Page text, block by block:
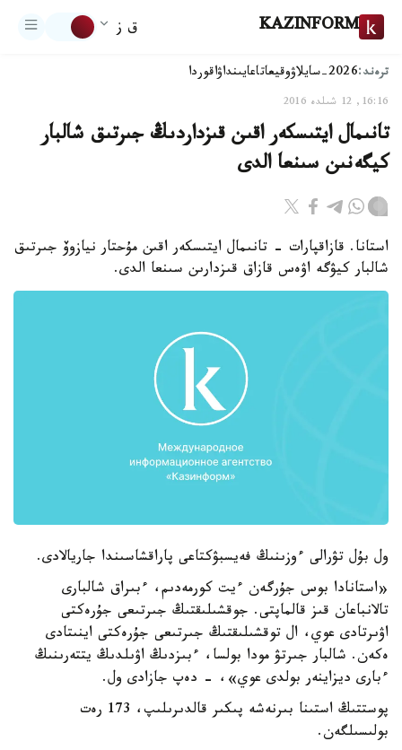
KAZINFORM ق ز
ترەند:2026-سايلاۋ وقيعاتاعايىنداۋاقوردا
16:16, 12 شىلدە 2016
تانىمال ايتىسكەر اقىن قىزداردىڭ جىرتىق شالبار
كيگەنىن سىنعا الدى
استانا. قازاقپارات - تانىمال ايتىسكەر اقىن مۇحتار نيازوۆ جىرتىق
شالبار كيۋگە اۋەس قازاق قىزدارىن سىنعا الدى.
ول بۇل تۋرالى ءوزىنىڭ فەيسبۋكتاعى پاراقشاسىندا جاريالادى.
«استانادا بوس جۇرگەن ءيت كورمەدىم، ءبىراق شالبارى
تالانباعان قىز قالماپتى. جوقشىلىقتىڭ جىرتىعى جۇرەكتى
اۋىرتادى عوي، ال توقشىلىقتىڭ جىرتىعى جۇرەكتى اينىتادى
ەكەن. شالبار جىرتۋ مودا بولسا، ءبىزدىڭ اۋىلدىڭ يتتەرىنىڭ
ءبارى ديزاينەر بولدى عوي»، - دەپ جازادى ول.
پوستتىڭ استىنا بىرنەشە پىكىر قالدىرىلىپ، 173 رەت
بولىسىلگەن.